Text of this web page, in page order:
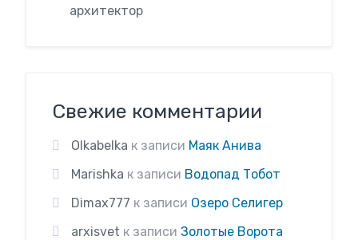
архитектор
Свежие комментарии
Olkabelka к записи Маяк Анива
Marishka к записи Водопад Тобот
Dimax777 к записи Озеро Селигер
arxisvet к записи Золотые Ворота